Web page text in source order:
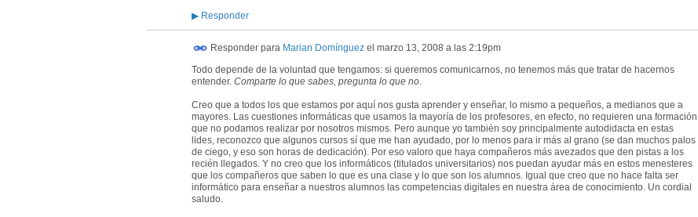
▶ Responder
Responder para Marian Domínguez el marzo 13, 2008 a las 2:19pm
Todo depende de la voluntad que tengamos: si queremos comunicarnos, no tenemos más que tratar de hacernos
entender. Comparte lo que sabes, pregunta lo que no.
Creo que a todos los que estamos por aquí nos gusta aprender y enseñar, lo mismo a pequeños, a medianos que a
mayores. Las cuestiones informáticas que usamos la mayoría de los profesores, en efecto, no requieren una formación
que no podamos realizar por nosotros mismos. Pero aunque yo también soy principalmente autodidacta en estas
lides, reconozco que algunos cursos sí que me han ayudado, por lo menos para ir más al grano (se dan muchos palos
de ciego, y eso son horas de dedicación). Por eso valoro que haya compañeros más avezados que den pistas a los
recién llegados. Y no creo que los informáticos (titulados universitarios) nos puedan ayudar más en estos menesteres
que los compañeros que saben lo que es una clase y lo que son los alumnos. Igual que creo que no hace falta ser
informático para enseñar a nuestros alumnos las competencias digitales en nuestra área de conocimiento. Un cordial
saludo.